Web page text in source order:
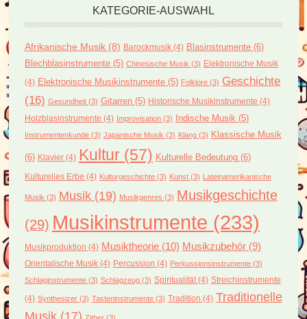
KATEGORIE-AUSWAHL
Afrikanische Musik(8) Barockmusik(4) Blasinstrumente(6)
Blechblasinstrumente(5) Chinesische Musik (3) Elektronische Musik
(4) Elektronische Musikinstrumente(5) Folklore(3) Geschichte
(16) Gesundheit(3) Gitarren(5) Historische Musikinstrumente (4)
Holzblasinstrumente (4) Improvisation(3) Indische Musik (5)
Instrumentenkunde(3) Japanische Musik (3) Klang(3) Klassische Musik
(6) Klavier(4) Kultur(57) Kulturelle Bedeutung(6)
Kulturelles Erbe (4) Kulturgeschichte(3) Kunst(3) Lateinamerikanische
Musik (3) Musik(19) Musikgenres (3) Musikgeschichte
(29) Musikinstrumente (233)
Musikproduktion (4) Musiktheorie(10) Musikzubehör(9)
Orientalische Musik(4) Percussion (4) Perkussionsinstrumente(3)
Schlaginstrumente(3) Schlagzeug(3) Spiritualität(4) Streichinstrumente
(4) Synthesizer(3) Tasteninstrumente(3) Tradition (4) Traditionelle
Musik(17) Zither(3)